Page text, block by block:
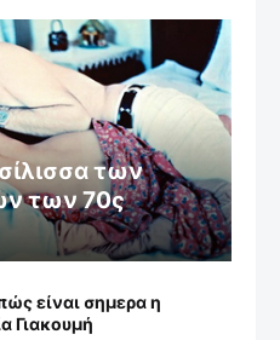
των
των 70ς
είναι σημερα η
Γιακουμή